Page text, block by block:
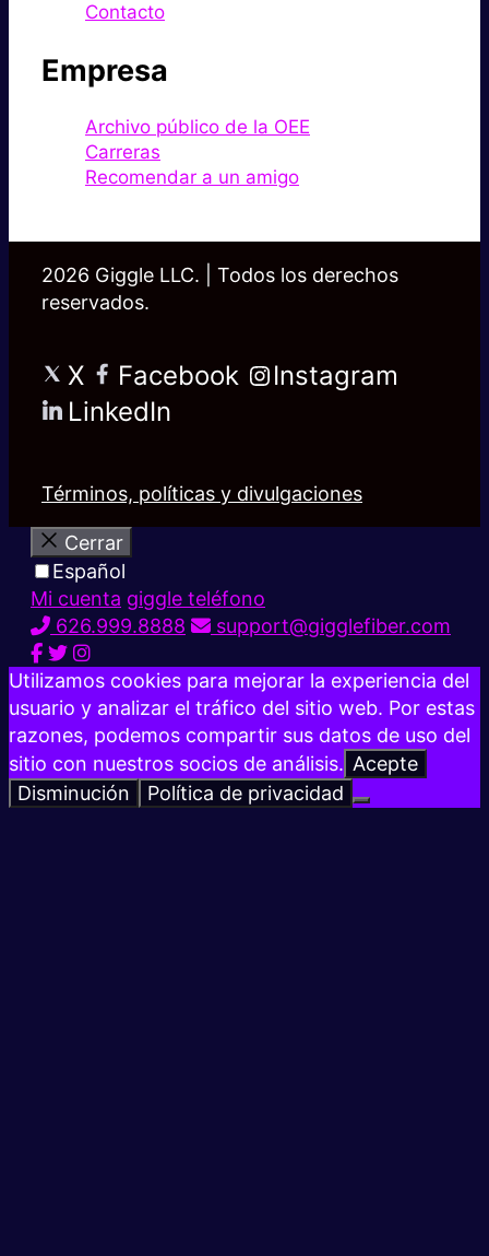
Contacto
Empresa
Archivo público de la OEE
Carreras
Recomendar a un amigo
2026 Giggle LLC. | Todos los derechos
reservados.
X Facebook
Instagram
LinkedIn
Términos, políticas y divulgaciones
Cerrar
Español
Mi cuenta giggle teléfono
626.999.8888
support@gigglefiber.com
Utilizamos cookies para mejorar la experiencia del
usuario y analizar el tráfico del sitio web. Por estas
razones, podemos compartir sus datos de uso del
sitio con nuestros socios de análisis. Acepte
Disminución
Política de privacidad